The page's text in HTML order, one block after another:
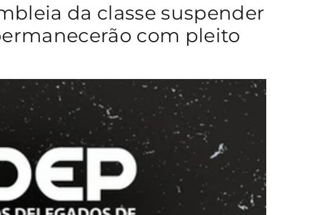
da classe suspender
com pleito